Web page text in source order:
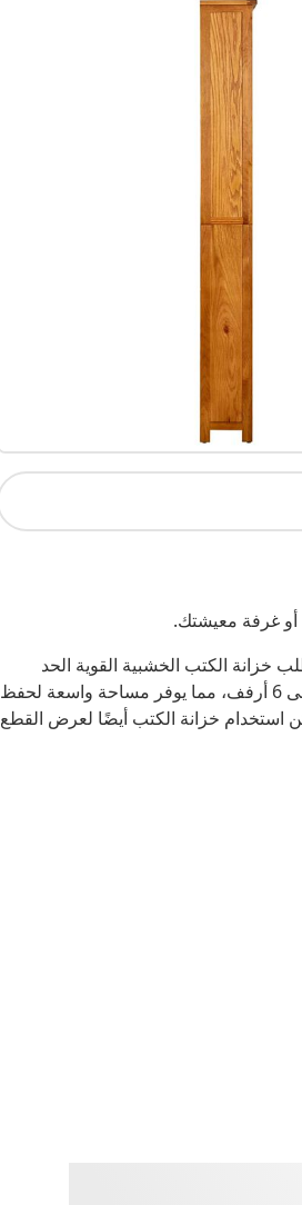
أو غرفة معيشتك.
خزانة الكتب الخشبية القوية الحد
الأدنى من الصيانة، ويضفي ملمس الخشب الجميل عليها سحرًا ريفيًا. تحتوي خزانة الكتب على 6 أرفف، مما يوفر مساحة واسعة لحفظ
استخدام خزانة الكتب أيضًا لعرض القطع